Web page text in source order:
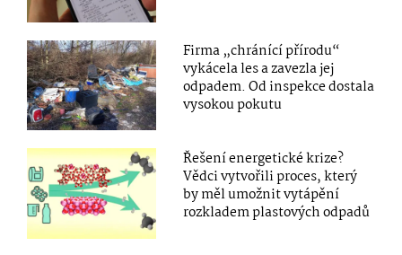
Firma „chránící přírodu“
vykácela les a zavezla jej
odpadem. Od inspekce dostala
vysokou pokutu
Řešení energetické krize?
Vědci vytvořili proces, který
by měl umožnit vytápění
rozkladem plastových odpadů